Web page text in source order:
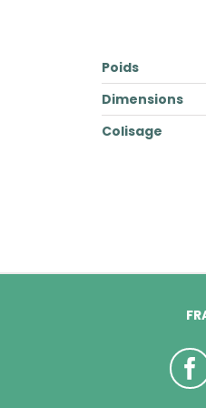
Poids
Dimensions
Colisage